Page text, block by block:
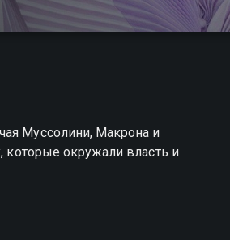
Муссолини, Макрона и
которые окружали власть и